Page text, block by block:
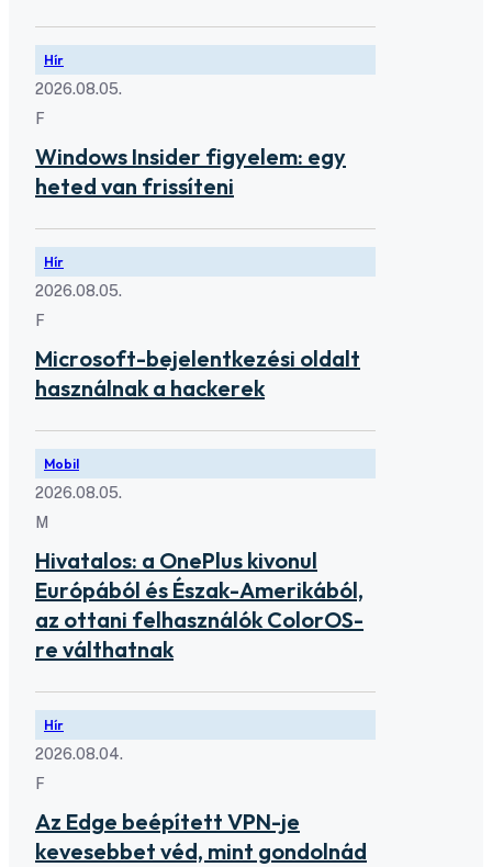
Hír
2026.08.05.
F
Windows Insider figyelem: egy
heted van frissíteni
Hír
2026.08.05.
F
Microsoft-bejelentkezési oldalt
használnak a hackerek
Mobil
2026.08.05.
M
Hivatalos: a OnePlus kivonul
Európából és Észak-Amerikából,
az ottani felhasználók ColorOS-
re válthatnak
Hír
2026.08.04.
F
Az Edge beépített VPN-je
kevesebbet véd, mint gondolnád